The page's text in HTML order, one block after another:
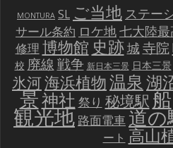
MONTURA SL ご当地 ステー
サール条約 ロケ地七大陸
修理 博物館 史跡城寺院
校 廃線戦争 新日本三景 日本三景
氷河海浜植物温泉湖
景神社 祭り 秘境駅船
観光地 路面電車道の
ート 高山